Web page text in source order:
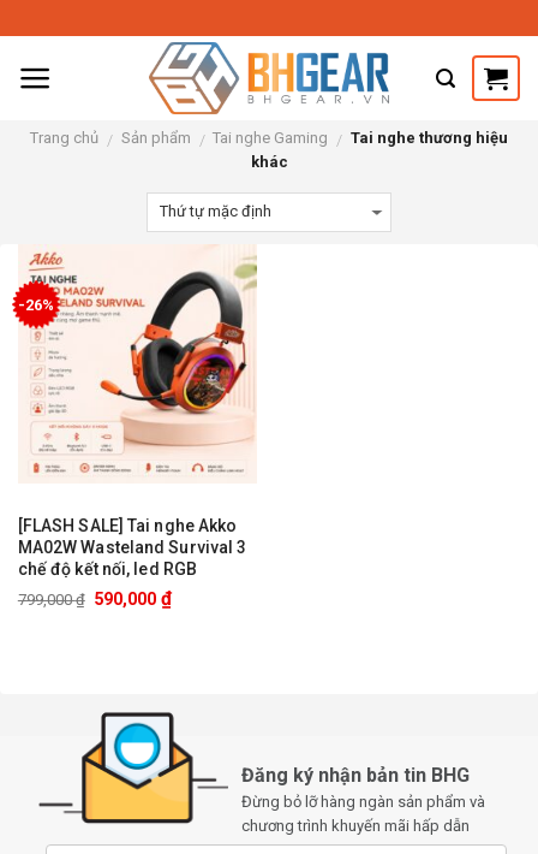
content
Trang chủ / Sản phẩm / Tai nghe Gaming / Tai nghe thương hiệu
khác
-26%
[FLASH SALE] Tai nghe Akko
MA02W Wasteland Survival 3
chế độ kết nối, led RGB
799,000₫ 590,000 ₫
Đăng ký nhận bản tin BHG
Đừng bỏ lỡ hàng ngàn sản phẩm và
chương trình khuyến mãi hấp dẫn